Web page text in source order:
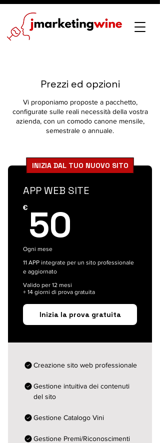
Prezzi ed opzioni
Vi proponiamo proposte a pacchetto,
configurate sulle reali necessità della vostra
azienda, con un comodo canone mensile,
semestrale o annuale.
INIZIA DAL TUO NUOVO SITO
APP WEB SITE
€ 50
Ogni mese
11 APP integrate per un sito professionale
e aggiornato
Valido per 12 mesi
+ 14 giorni di prova gratuita
Inizia la prova gratuita
Creazione sito web professionale
Gestione intuitiva dei contenuti
del sito
Gestione Catalogo Vini
Gestione Premi/Riconoscimenti